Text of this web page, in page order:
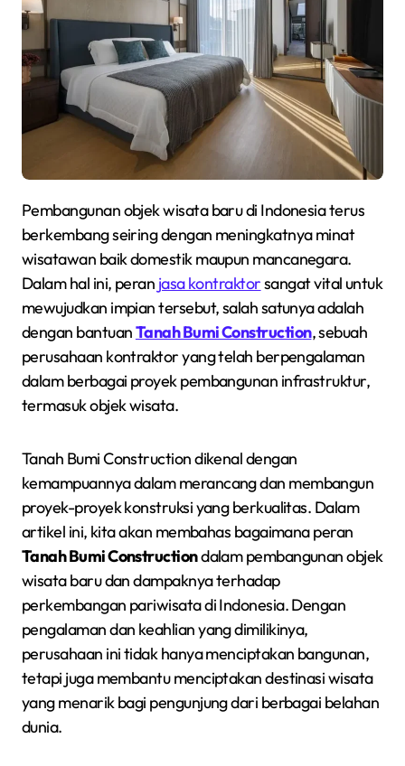
Pembangunan objek wisata baru di Indonesia terus
berkembang seiring dengan meningkatnya minat
wisatawan baik domestik maupun mancanegara.
Dalam hal ini, peran jasa kontraktorsangat vital untuk
mewujudkan impian tersebut, salah satunya adalah
dengan bantuanTanah Bumi Construction, sebuah
perusahaan kontraktor yang telah berpengalaman
dalam berbagai proyek pembangunan infrastruktur,
termasuk objek wisata.
Tanah Bumi Construction dikenal dengan
kemampuannya dalam merancang dan membangun
proyek-proyek konstruksi yang berkualitas. Dalam
artikel ini, kita akan membahas bagaimana peran
Tanah Bumi Constructiondalam pembangunan objek
wisata baru dan dampaknya terhadap
perkembangan pariwisata di Indonesia. Dengan
pengalaman dan keahlian yang dimilikinya,
perusahaan ini tidak hanya menciptakan bangunan,
tetapi juga membantu menciptakan destinasi wisata
yang menarik bagi pengunjung dari berbagai belahan
dunia.